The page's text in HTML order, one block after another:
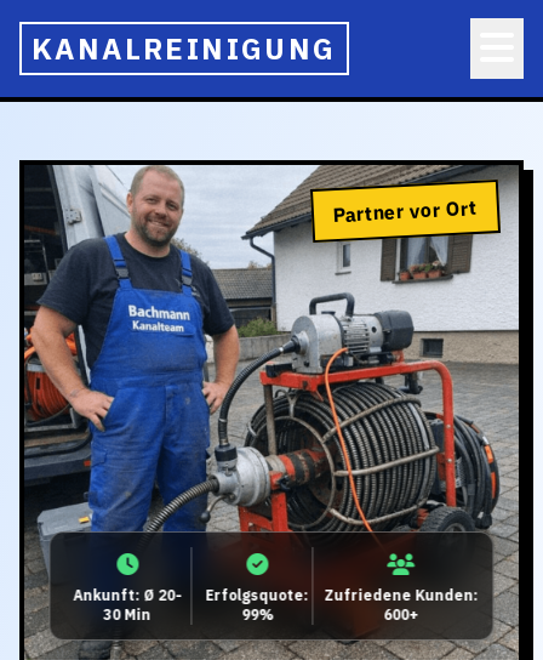
KANALREINIGUNG
Partner vor Ort
Ankunft: Ø 20-
30 Min
Erfolgsquote:
99%
Zufriedene Kunden:
600+